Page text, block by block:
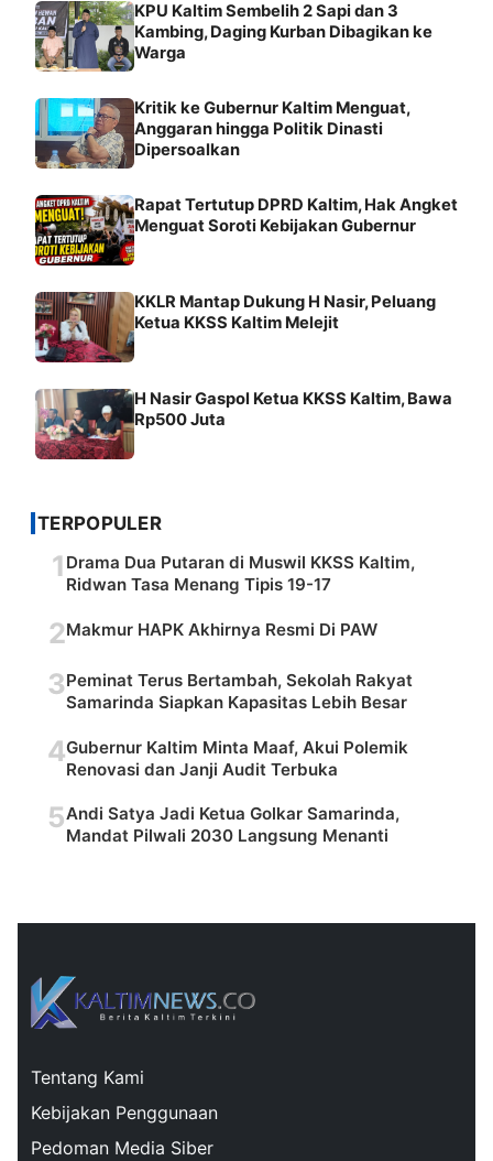
KPU Kaltim Sembelih 2 Sapi dan 3
Kambing, Daging Kurban Dibagikan ke
Warga
Kritik ke Gubernur Kaltim Menguat,
Anggaran hingga Politik Dinasti
Dipersoalkan
Rapat Tertutup DPRD Kaltim, Hak Angket
Menguat Soroti Kebijakan Gubernur
KKLR Mantap Dukung H Nasir, Peluang
Ketua KKSS Kaltim Melejit
H Nasir Gaspol Ketua KKSS Kaltim, Bawa
Rp500 Juta
TERPOPULER
1 Drama Dua Putaran di Muswil KKSS Kaltim,
Ridwan Tasa Menang Tipis 19-17
2Makmur HAPK Akhirnya Resmi Di PAW
3Peminat Terus Bertambah, Sekolah Rakyat
Samarinda Siapkan Kapasitas Lebih Besar
4Gubernur Kaltim Minta Maaf, Akui Polemik
Renovasi dan Janji Audit Terbuka
5Andi Satya Jadi Ketua Golkar Samarinda,
Mandat Pilwali 2030 Langsung Menanti
Tentang Kami
Kebijakan Penggunaan
Pedoman Media Siber